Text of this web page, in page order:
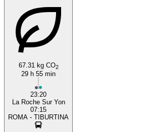
67.31 kg CO2
29 h 55 min
23:20
La Roche Sur Yon
07:15
ROMA - TIBURTINA